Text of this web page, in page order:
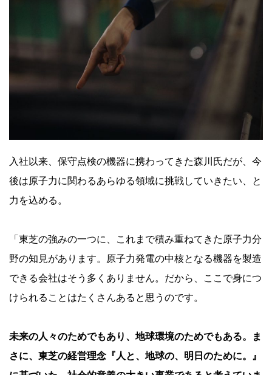
入社以来、保守点検の機器に携わってきた森川氏だが、今
後は原子力に関わるあらゆる領域に挑戦していきたい、と
力を込める。
「東芝の強みの一つに、これまで積み重ねてきた原子力分
野の知見があります。原子力発電の中核となる機器を製造
できる会社はそう多くありません。だから、ここで身につ
けられることはたくさんあると思うのです。
未来の人々のためでもあり、地球環境のためでもある。ま
さに、東芝の経営理念『人と、地球の、明日のために。』